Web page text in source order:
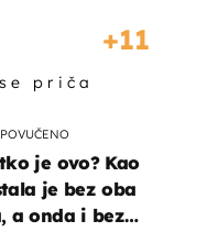
11
priča
je ovo? Kao
je bez oba
a onda i bez